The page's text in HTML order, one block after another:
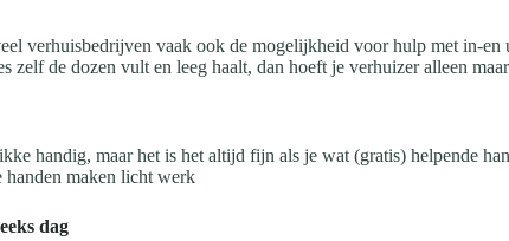
verhuisbedrijven vaak ook de mogelijkheid voor hulp met in-
de dozen vult en leeg haalt, dan hoeft je verhuizer alleen
handig, maar het is het altijd fijn als je wat (gratis) helpende
handen maken licht werk
dag